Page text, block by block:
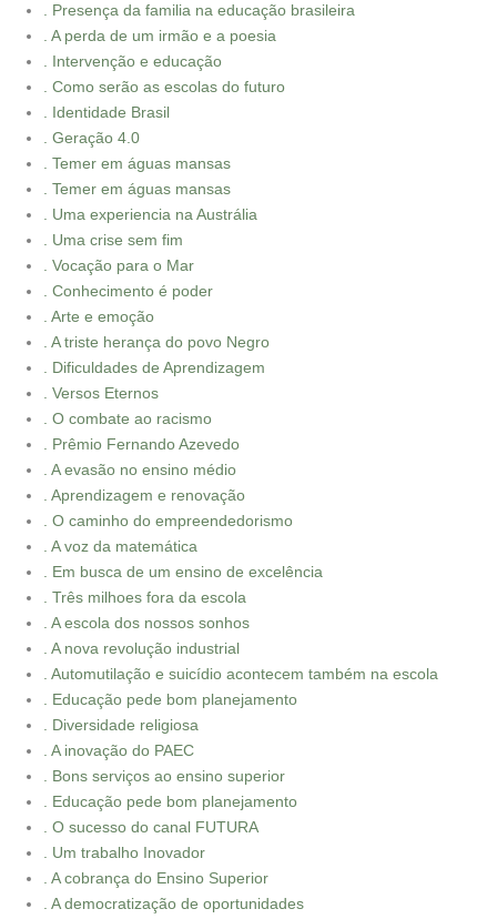
. Presença da familia na educação brasileira
. A perda de um irmão e a poesia
. Intervenção e educação
. Como serão as escolas do futuro
. Identidade Brasil
. Geração 4.0
. Temer em águas mansas
. Temer em águas mansas
. Uma experiencia na Austrália
. Uma crise sem fim
. Vocação para o Mar
. Conhecimento é poder
. Arte e emoção
. A triste herança do povo Negro
. Dificuldades de Aprendizagem
. Versos Eternos
. O combate ao racismo
. Prêmio Fernando Azevedo
. A evasão no ensino médio
. Aprendizagem e renovação
. O caminho do empreendedorismo
. A voz da matemática
. Em busca de um ensino de excelência
. Três milhoes fora da escola
. A escola dos nossos sonhos
. A nova revolução industrial
. Automutilação e suicídio acontecem também na escola
. Educação pede bom planejamento
. Diversidade religiosa
. A inovação do PAEC
. Bons serviços ao ensino superior
. Educação pede bom planejamento
. O sucesso do canal FUTURA
. Um trabalho Inovador
. A cobrança do Ensino Superior
. A democratização de oportunidades